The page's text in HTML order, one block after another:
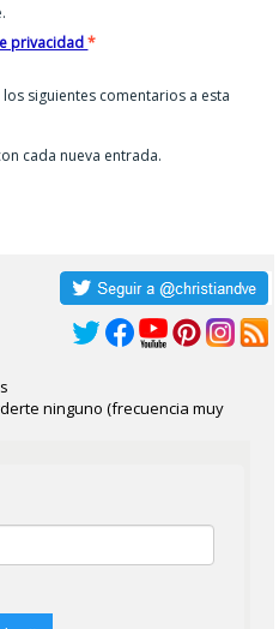
privacidad*
siguientes comentarios a esta
cada nueva entrada.
ninguno (frecuencia muy